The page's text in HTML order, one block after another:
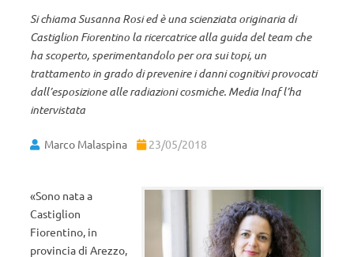
Si chiama Susanna Rosi ed è una scienziata originaria di
Castiglion Fiorentino la ricercatrice alla guida del team che
ha scoperto, sperimentandolo per ora sui topi, un
trattamento in grado di prevenire i danni cognitivi provocati
dall’esposizione alle radiazioni cosmiche. Media Inaf l’ha
intervistata
Marco Malaspina 23/05/2018
«Sono nata a
Castiglion
Fiorentino, in
provincia di Arezzo,